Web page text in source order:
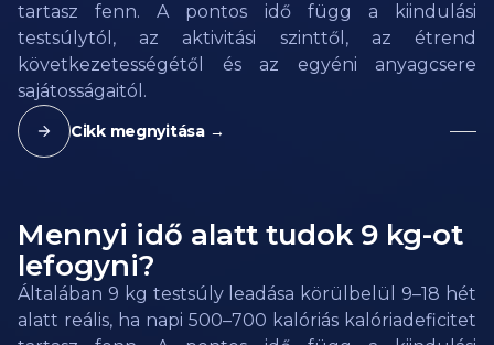
tartasz fenn. A pontos idő függ a kiindulási
testsúlytól, az aktivitási szinttől, az étrend
következetességétől és az egyéni anyagcsere
sajátosságaitól.
Cikk megnyitása →
Mennyi idő alatt tudok 9 kg-ot
lefogyni?
Általában 9 kg testsúly leadása körülbelül 9–18 hét
alatt reális, ha napi 500–700 kalóriás kalóriadeficitet